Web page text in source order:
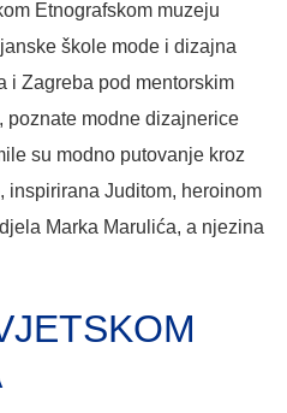
Etnografskom muzeju
škole mode i dizajna
i Zagreba pod mentorskim
poznate modne dizajnerice
su modno putovanje kroz
inspirirana Juditom, heroinom
Marka Marulića, a njezina